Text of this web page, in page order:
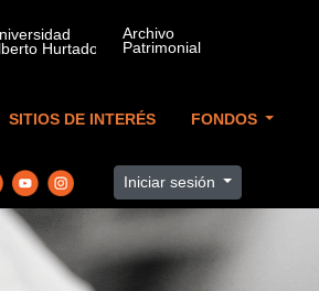
SITIOS DE INTERÉS FONDOS
Iniciar sesión